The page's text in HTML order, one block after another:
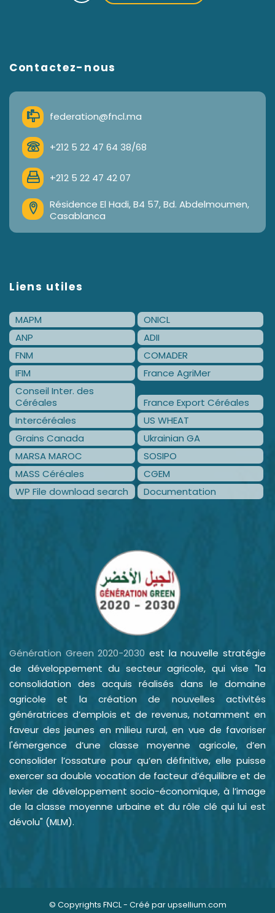
Contactez-nous
federation@fncl.ma
+212 5 22 47 64 38/68
+212 5 22 47 42 07
Résidence El Hadi, B4 57, Bd. Abdelmoumen,
Casablanca
Liens utiles
MAPM
ONICL
ANP
ADII
FNM
COMADER
IFIM
France AgriMer
Conseil Inter. des
Céréales
France Export Céréales
Intercéréales
US WHEAT
Grains Canada
Ukrainian GA
MARSA MAROC
SOSIPO
MASS Céréales
CGEM
WP File download search
Documentation
Génération Green 2020-2030 est la nouvelle stratégie
de développement du secteur agricole, qui vise "la
consolidation des acquis réalisés dans le domaine
agricole et la création de nouvelles activités
génératrices d’emplois et de revenus, notamment en
faveur des jeunes en milieu rural, en vue de favoriser
l'émergence d’une classe moyenne agricole, d’en
consolider l’ossature pour qu’en définitive, elle puisse
exercer sa double vocation de facteur d’équilibre et de
levier de développement socio-économique, à l’image
de la classe moyenne urbaine et du rôle clé qui lui est
dévolu" (MLM).
© Copyrights FNCL - Créé parupsellium.com